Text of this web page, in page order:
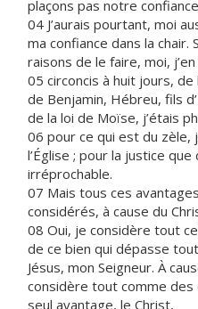
plaçons pas notre
04 J’aurais pourtant, moi
ma confiance dans la chair.
raisons de le faire, moi,
05 circoncis à huit jours, de
de Benjamin, Hébreu, fils
de la loi de Moïse, j’étais
06 pour ce qui est du zèle,
l’Église ; pour la justice
irréprochable.
07 Mais tous ces
considérés, à cause du
08 Oui, je considère tout
de ce bien qui dépasse
Jésus, mon Seigneur. À
considère tout comme
seul avantage, le Christ,